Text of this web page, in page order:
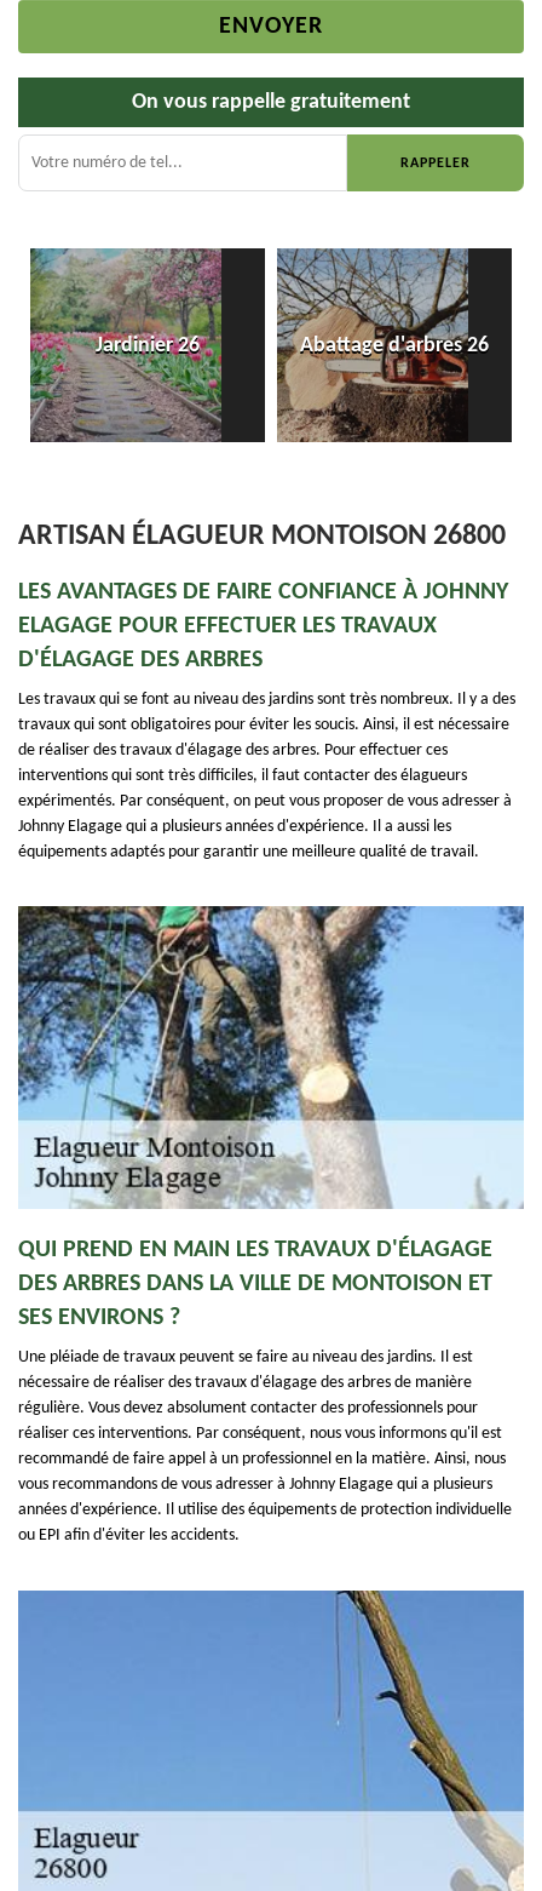
On vous rappelle gratuitement
Jardinier 26 Abattage d'arbres 26
ARTISAN ÉLAGUEUR MONTOISON 26800
LES AVANTAGES DE FAIRE CONFIANCE À JOHNNY
ELAGAGE POUR EFFECTUER LES TRAVAUX
D'ÉLAGAGE DES ARBRES
Les travaux qui se font au niveau des jardins sont très nombreux. Il y a des
travaux qui sont obligatoires pour éviter les soucis. Ainsi, il est nécessaire
de réaliser des travaux d'élagage des arbres. Pour effectuer ces
interventions qui sont très difficiles, il faut contacter des élagueurs
expérimentés. Par conséquent, on peut vous proposer de vous adresser à
Johnny Elagage qui a plusieurs années d'expérience. Il a aussi les
équipements adaptés pour garantir une meilleure qualité de travail.
QUI PREND EN MAIN LES TRAVAUX D'ÉLAGAGE
DES ARBRES DANS LA VILLE DE MONTOISON ET
SES ENVIRONS ?
Une pléiade de travaux peuvent se faire au niveau des jardins. Il est
nécessaire de réaliser des travaux d'élagage des arbres de manière
régulière. Vous devez absolument contacter des professionnels pour
réaliser ces interventions. Par conséquent, nous vous informons qu'il est
recommandé de faire appel à un professionnel en la matière. Ainsi, nous
vous recommandons de vous adresser à Johnny Elagage qui a plusieurs
années d'expérience. Il utilise des équipements de protection individuelle
ou EPI afin d'éviter les accidents.